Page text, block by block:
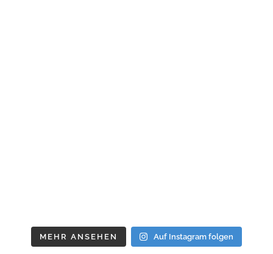
MEHR ANSEHEN Auf Instagram folgen